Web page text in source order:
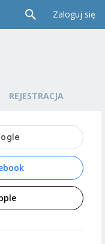
Zaloguj się
REJESTRACJA